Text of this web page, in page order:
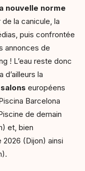
nouvelle norme
la canicule, la
puis confrontée
annonces de
! L’eau reste donc
la
européens
Barcelona
de demain
et, bien
(Dijon) ainsi